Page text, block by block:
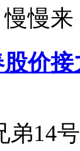
慢来
价接
弟14